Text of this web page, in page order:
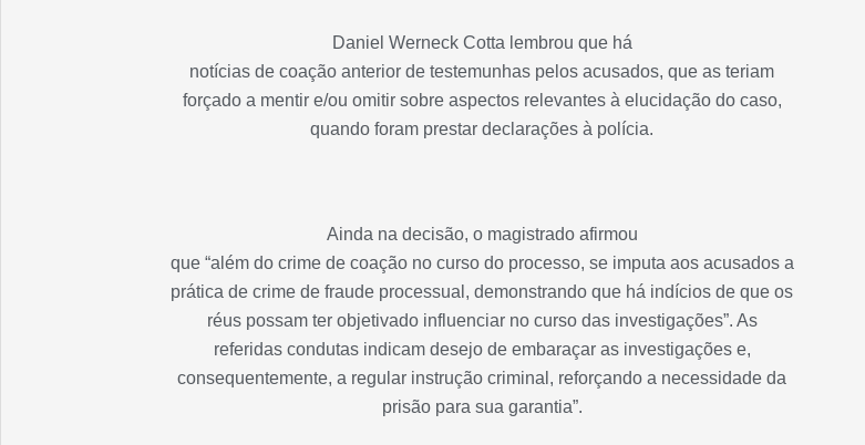
Daniel Werneck Cotta lembrou que há
notícias de coação anterior de testemunhas pelos acusados, que as teriam
forçado a mentir e/ou omitir sobre aspectos relevantes à elucidação do caso,
quando foram prestar declarações à polícia.
Ainda na decisão, o magistrado afirmou
que “além do crime de coação no curso do processo, se imputa aos acusados a
prática de crime de fraude processual, demonstrando que há indícios de que os
réus possam ter objetivado influenciar no curso das investigações”. As
referidas condutas indicam desejo de embaraçar as investigações e,
consequentemente, a regular instrução criminal, reforçando a necessidade da
prisão para sua garantia”.